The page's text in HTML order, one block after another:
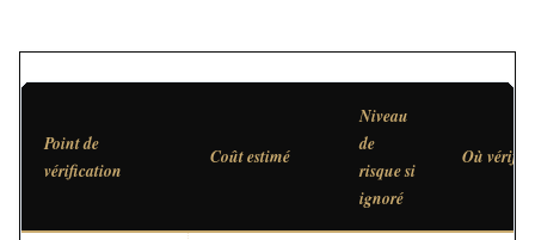
Point de
vérification
Coût estimé
Niveau
de
risque si
ignoré
Où vérifier